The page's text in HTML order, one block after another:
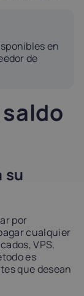
en
de
su
por
cualquier
VPS,
es
que desean